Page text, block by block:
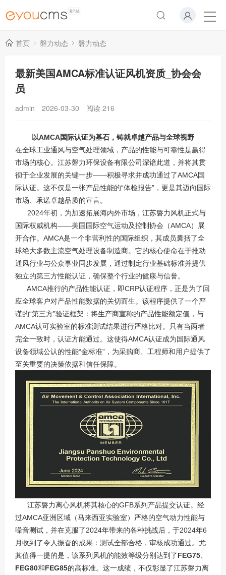
首页 磐力动态 磐力动态
最新美国AMCA标准认证风机资质_协会会
员
admin 2026-03-30 阅读 216
以AMCA国际认证为基石，铸就卓越产品与全球视野
在全球工业通风与空气处理领域，产品的性能与可靠性是赢得
市场的核心。江苏磐力环保设备有限公司深谙此道，并将其贯
彻于企业发展的关键一步——积极寻求并成功通过了AMCA国
际认证。这不仅是一张产品性能的“体检报告”，更是其迈向国际
市场、承诺卓越品质的宣言。
2024年初，为加速拓展海内外市场，江苏磐力风机正式与
国际权威机构——美国国际空气运动及控制协会（AMCA）展
开合作。AMCA是一个非营利性的国际组织，其成员囊括了全
球绝大多数主流空气处理设备制造商。它的核心使命在于推动
通风行业与公众事业同步发展，通过制定行业基础标准并提供
独立的第三方性能认证，确保整个行业的健康与信誉。
AMCA推行的产品性能认证，即CRP认证程序，正是为了回
应全球客户对产品性能数据的关切而生。该程序提供了一个严
谨的“第三方”验证框架：将生产商宣称的产品性能额定值，与
AMCA认可实验室的标准测试结果进行严格比对。只有当两者
完全一致时，认证方能通过。这使得AMCA认证成为国际通风
设备领域公认的性能“金标准”，为采购商、工程师和用户提供了
至关重要的决策依据和信任保障。
江苏磐力离心风机将其核心的GFB系列产品提交认证。经
过AMCA亚洲区域（马来西亚实验室）严格的空气动力性能与
噪音测试，并在克服了2024年带来的各种挑战后，于2024年6
月收到了令人振奋的成果：测试全部合格，审核成功通过。尤
其值得一提的是，该系列风机的能效等级分别达到了‌FEG75
FEG80和‌FEG85‌的高标准。这一成绩，不仅彰显了江苏磐力离